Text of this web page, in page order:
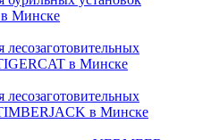
Минске
лесозаготовительных
в Минске
лесозаготовительных
в Минске